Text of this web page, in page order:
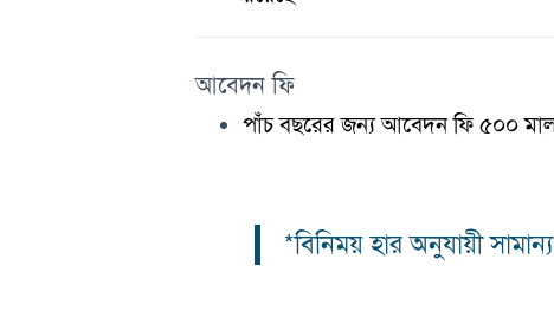
আবেদন ফি
পাঁচ বছরের জন্য আবেদন ফি ৫০০
*বিনিময় হার অনুযায়ী